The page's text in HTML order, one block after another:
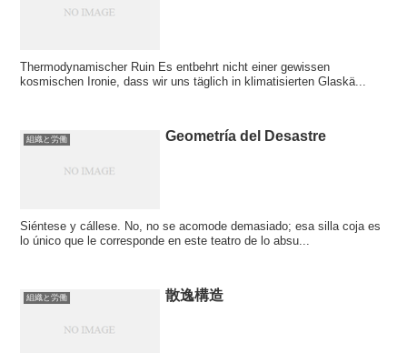
Thermodynamischer Ruin Es entbehrt nicht einer gewissen
kosmischen Ironie, dass wir uns täglich in klimatisierten Glaskä...
組織と労働 Geometría del Desastre
Siéntese y cállese. No, no se acomode demasiado; esa silla coja es
lo único que le corresponde en este teatro de lo absu...
組織と労働 散逸構造